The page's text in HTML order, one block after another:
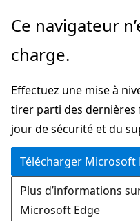
Passer
directement
au
principal
Ce navigateur
charge.
Effectuez une mise à
tirer parti des dernières
jour de sécurité et du
Télécharger Microsoft
Plus d’informations
Microsoft Edge